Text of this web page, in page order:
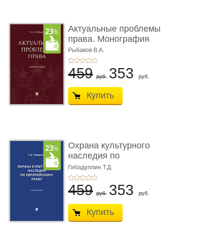
Актуальные проблемы
права. Монография
Рыбаков В.А.
459 руб. 353 руб.
Купить
Охрана культурного
наследия по
европейскому п ...
Гибадуллин Т.Д.
459 руб. 353 руб.
Купить